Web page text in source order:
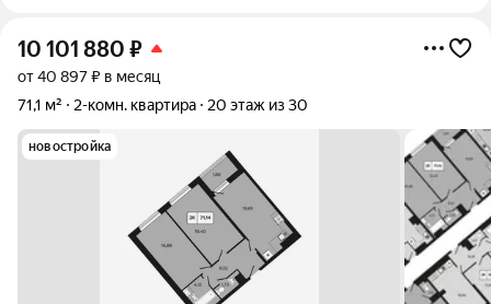
10 101 880 ₽
от 40 897 ₽ в месяц
71,1 м²
2-комн. квартира 20 этаж из 30
новостройка